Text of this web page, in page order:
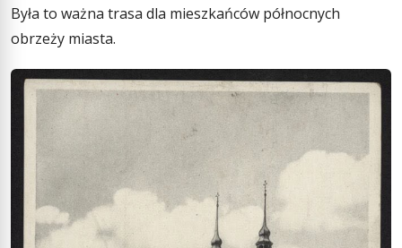
Była to ważna trasa dla mieszkańców północnych
obrzeży miasta.